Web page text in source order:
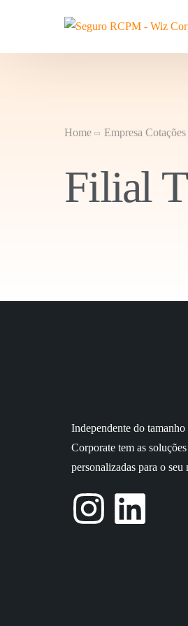
Home Empresa Cotações
Filial
Independente do
Corporate tem as
personalizadas para o seu